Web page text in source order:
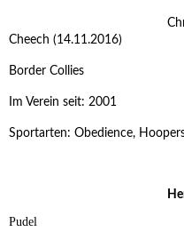
Cheech (14.11.2016)
Border Collies
Im Verein seit: 2001
Sportarten: Obedience,
Pudel